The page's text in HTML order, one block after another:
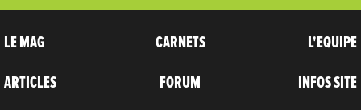
LE MAG
ARTICLES
CARNETS
FORUM
L'EQUIPE
INFOS SITE